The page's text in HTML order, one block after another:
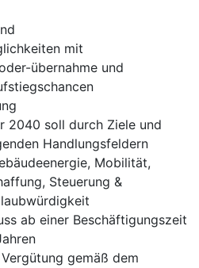
mit
übernahme und
2040 soll durch Ziele und
Handlungsfeldern
Mobilität,
Steuerung &
ab einer Beschäftigungszeit
gemäß dem